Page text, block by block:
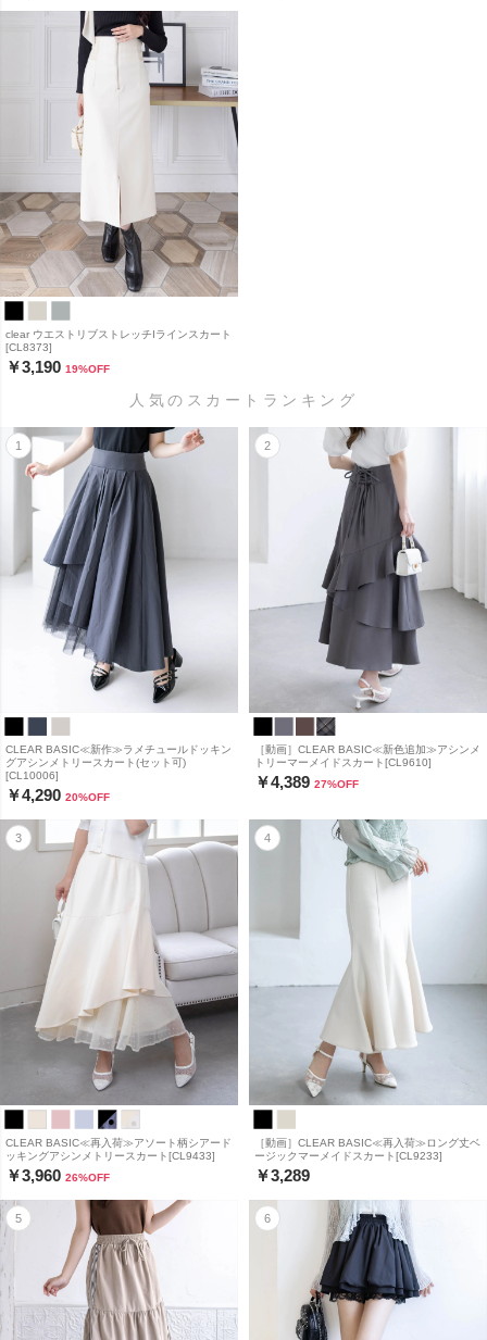
clear ウエストリブストレッチIラインスカート
[CL8373]
￥3,190 19%OFF
人気のスカートランキング
CLEAR BASIC≪新作≫ラメチュールドッキン
グアシンメトリースカート(セット可)
[CL10006]
￥4,290 20%OFF
［動画］CLEAR BASIC≪新色追加≫アシンメ
トリーマーメイドスカート[CL9610]
￥4,389 27%OFF
CLEAR BASIC≪再入荷≫アソート柄シアード
ッキングアシンメトリースカート[CL9433]
￥3,960 26%OFF
［動画］CLEAR BASIC≪再入荷≫ロング丈ベ
ージックマーメイドスカート[CL9233]
￥3,289